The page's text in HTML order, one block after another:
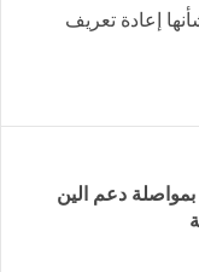
إعادة تعريف
تتعهد بمواصلة دعم الين